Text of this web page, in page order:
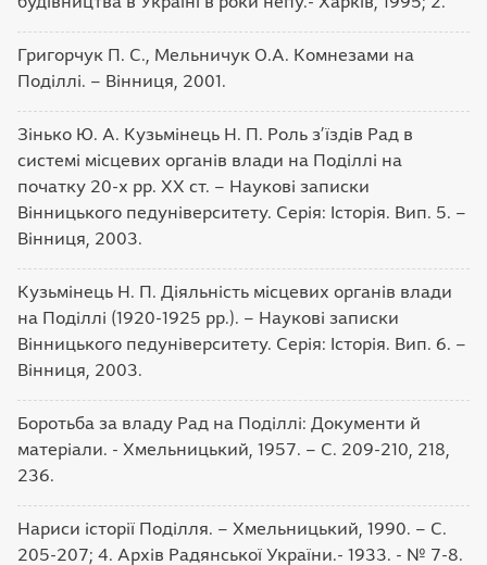
Григорчук П. С., Мельничук О.А. Комнезами на
Поділлі. – Вінниця, 2001.
Зінько Ю. А. Кузьмінець Н. П. Роль з’їздів Рад в
системі місцевих органів влади на Поділлі на
початку 20-х рр. ХХ ст. – Наукові записки
Вінницького педуніверситету. Серія: Історія. Вип. 5. –
Вінниця, 2003.
Кузьмінець Н. П. Діяльність місцевих органів влади
на Поділлі (1920-1925 рр.). – Наукові записки
Вінницького педуніверситету. Серія: Історія. Вип. 6. –
Вінниця, 2003.
Боротьба за владу Рад на Поділлі: Документи й
матеріали. - Хмельницький, 1957. – С. 209-210, 218,
236.
Нариси історії Поділля. – Хмельницький, 1990. – С.
205-207; 4. Архів Радянської України.- 1933. - № 7-8.